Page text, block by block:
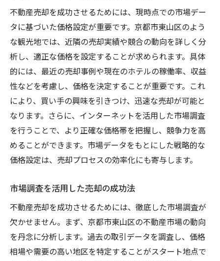
不動産売却を成功させるためには、現時点での市場デー
タに基づいた価格設定が重要です。京都市東山区のよう
な観光地では、近隣の売却実績や競合の動向を詳しく分
析し、適正な価格を設定することが求められます。具体
的には、最近の売却事例や現在のホテルの稼働率、収益
性などを考慮し、価格を決定することが重要です。これ
により、買い手の興味を引きつけ、迅速な売却が可能と
なります。さらに、インターネットを活用した市場調査
を行うことで、より正確な価格帯を把握し、競争力を高
めることができます。市場データをもとにした戦略的な
価格設定は、売却プロセスの効率化にも寄与します。
市場調査を活用した売却の成功法
不動産売却を成功させるためには、徹底した市場調査が
欠かせません。まず、京都市東山区の不動産市場の動向
を丹念に分析します。過去の取引データを調査し、価格
相場や需要の高い地区を特定することがスタート地点で